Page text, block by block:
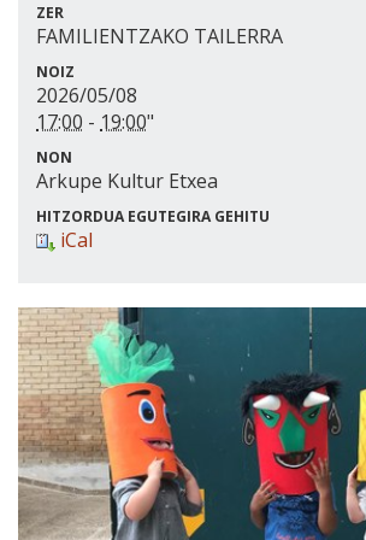
ZER
FAMILIENTZAKO TAILERRA
NOIZ
2026/05/08
17:00 - 19:00"
NON
Arkupe Kultur Etxea
HITZORDUA EGUTEGIRA GEHITU
iCal